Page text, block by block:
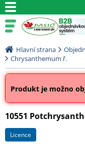
Hlavní strana
Chrysanthemum ř.
Produkt je možno
10551
licence